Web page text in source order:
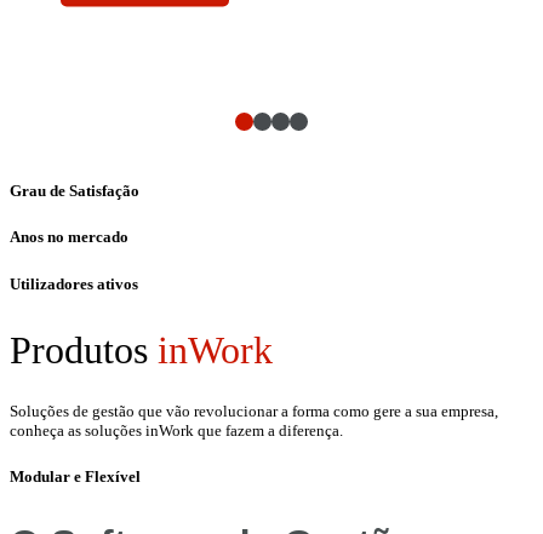
Grau de Satisfação
Anos no mercado
Utilizadores ativos
Produtos inWork
Soluções de gestão que vão revolucionar a forma como gere a sua empresa,
conheça as soluções inWork que fazem a diferença.
Modular e Flexível